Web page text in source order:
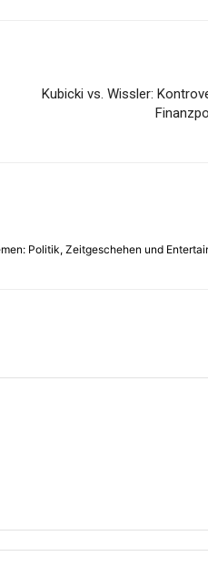
Kubicki vs. Wissler:
Politik, Zeitgeschehen und